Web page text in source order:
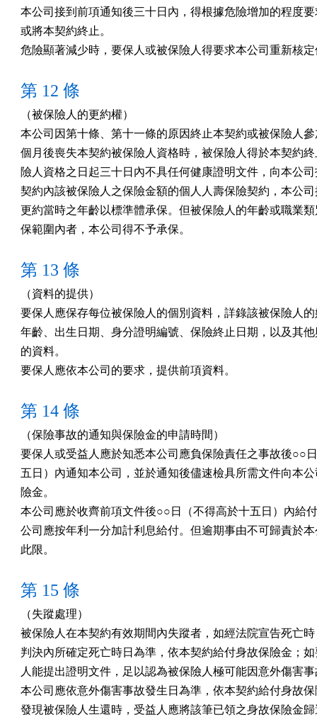
本公司接到前項通知後三十日內，得根據危險增加的程度
或將本契約終止。
危險顯著減少時，要保人或被保險人得要求本公司重新核
第 12 條
（被保險人的更約權）
本公司因第十條、第十一條的原因終止本契約或被保險人
個月後喪失本契約被保險人資格時，被保險人得於本契約
險人資格之日起三十日內不具任何健康證明文件，向本公
契約內該被保險人之保險金額的個人人壽保險契約，本公
更約當時之年齡以標準體承保。但被保險人的年齡或職業
保範圍內者，本公司得不予承保。
第 13 條
（資料的提供）
要保人應保存每位被保險人的個別資料，詳錄該被保險人
年齡、出生日期、身分證明編號、保險終止日期，以及其
的資料。
要保人應依本公司的要求，提供前項資料。
第 14 條
（保險事故的通知與保險金的申請時間）
要保人或受益人應於知悉本公司應負保險責任之事故後○○
五日）內通知本公司，並於通知後儘速檢具所需文件向本
險金。
本公司應於收齊前項文件後○○日（不得高於十五日）內給
公司應按年利一分加計利息給付。但逾期事由不可歸責於
此限。
第 15 條
（失蹤處理）
被保險人在本契約有效期間內失蹤者，如經法院宣告死亡
判決內所確定死亡時日為準，依本契約給付身故保險金；
人能提出證明文件，足以認為被保險人極可能因意外傷害
本公司應依意外傷害事故發生日為準，依本契約給付身故
發現被保險人生還時，受益人應將該筆已領之身故保險金